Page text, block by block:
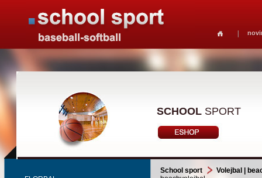
SCHOOL SPORT
School sport
Volejbal |